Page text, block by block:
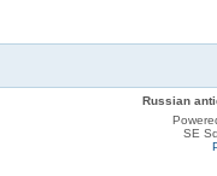
Russian
SE